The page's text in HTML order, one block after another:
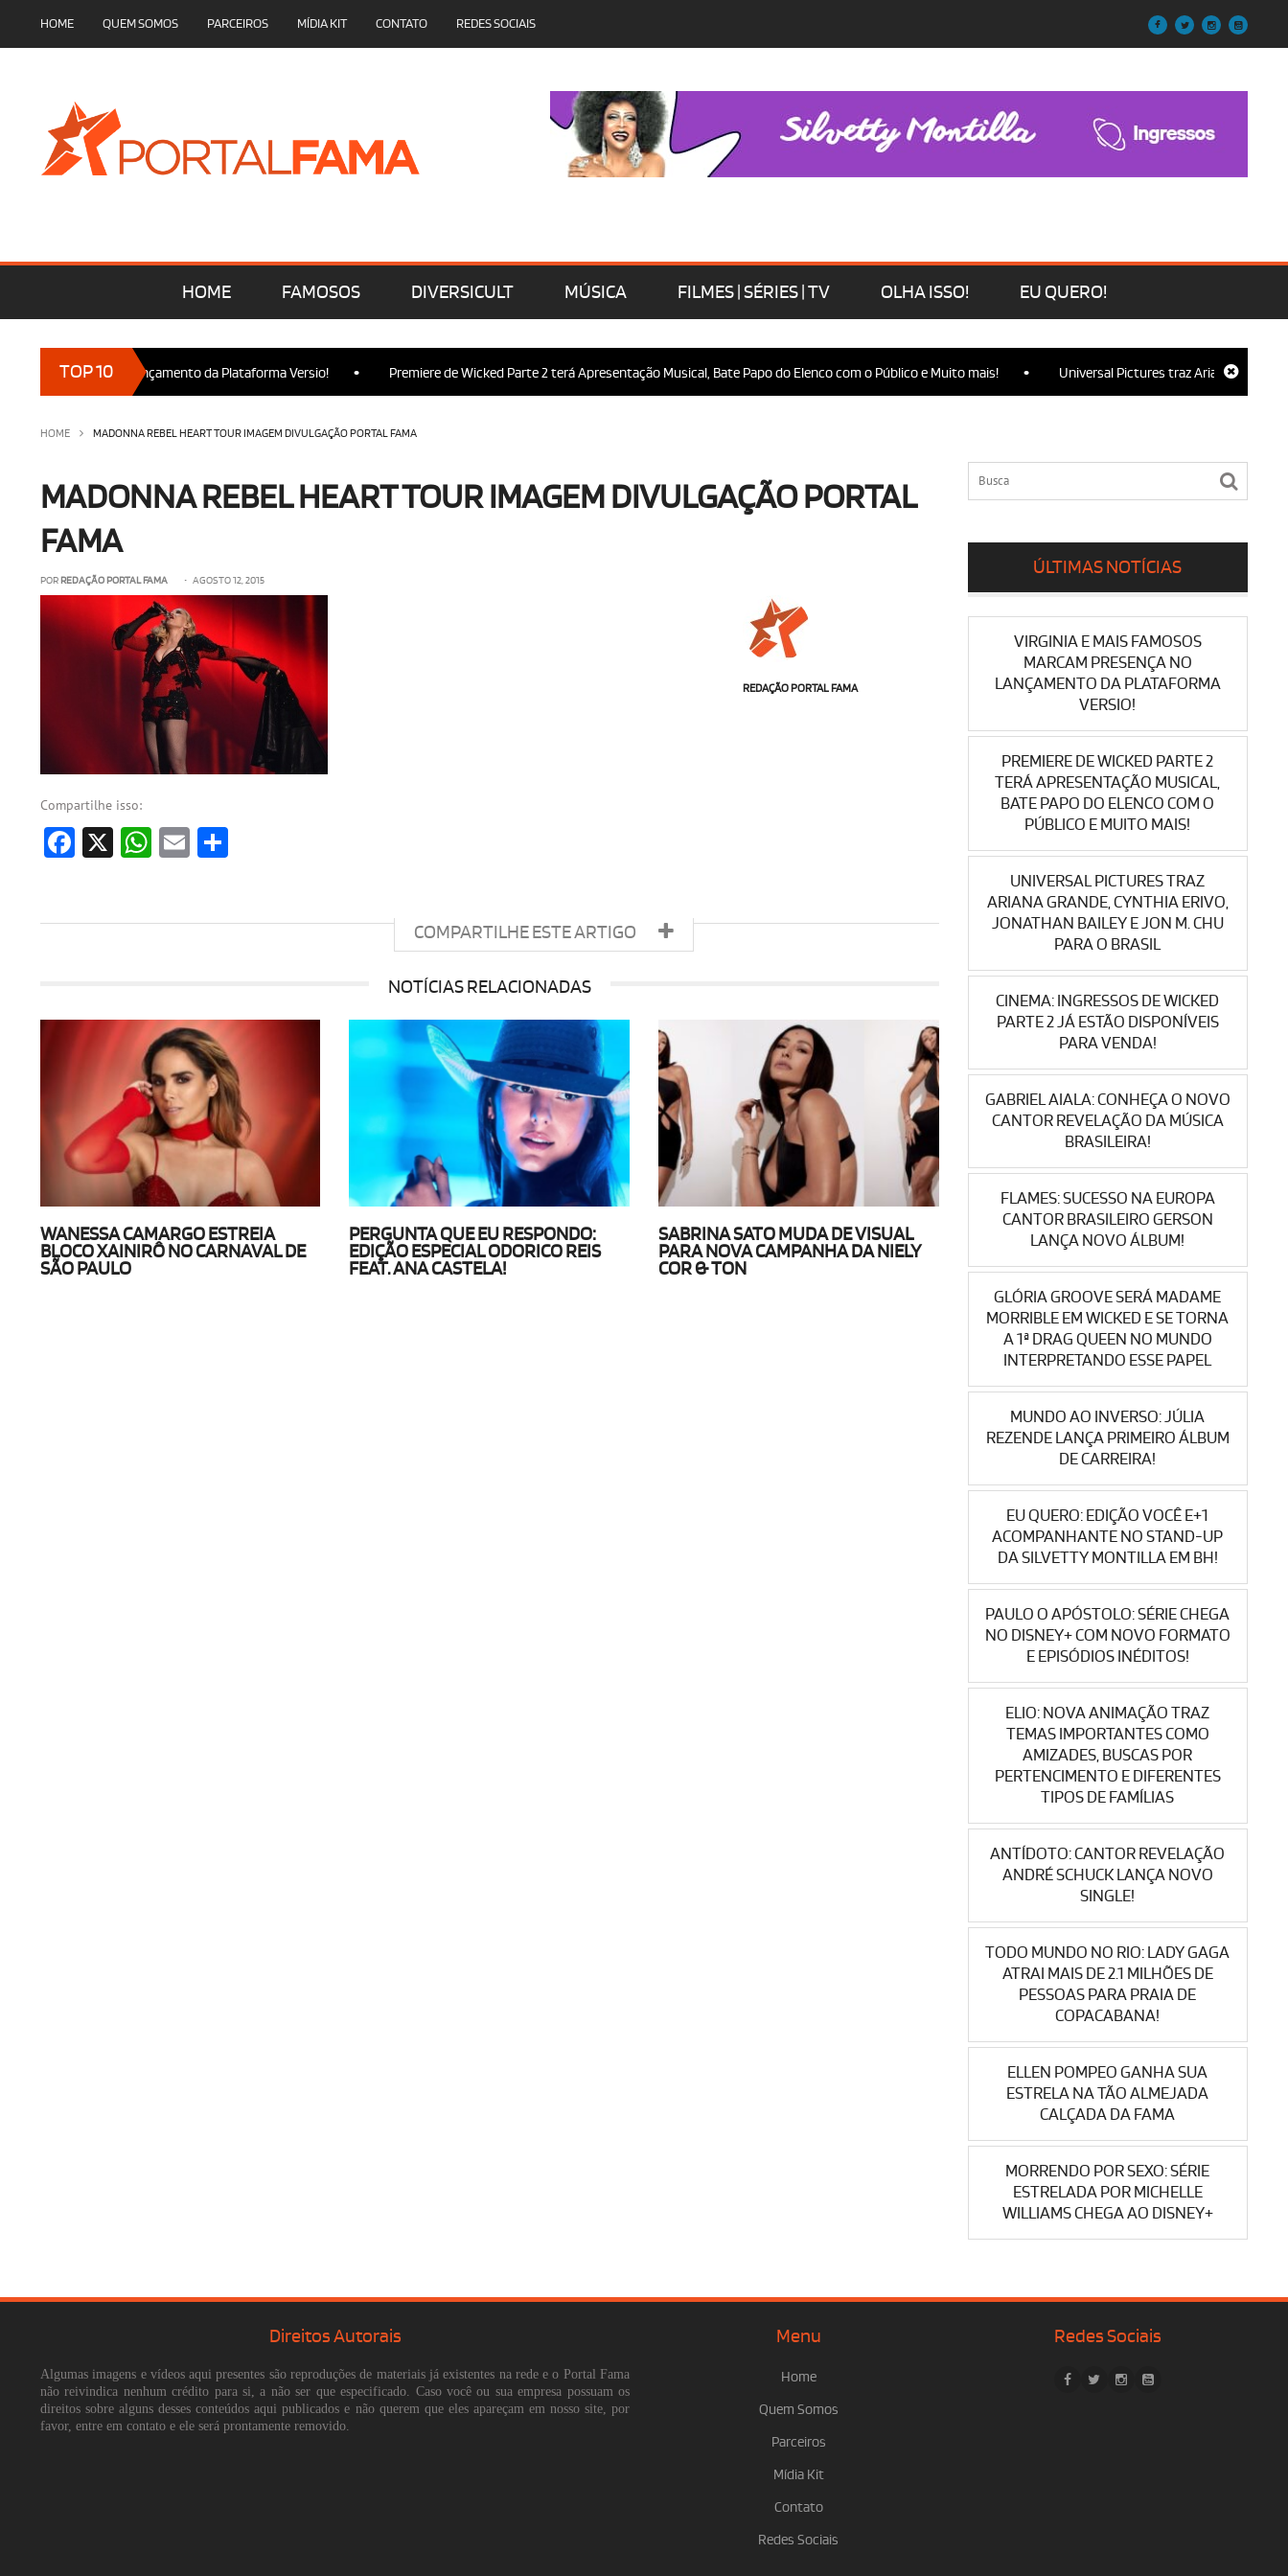
HOME QUEM SOMOS PARCEIROS MÍDIA KIT CONTATO REDES SOCIAIS
HOME FAMOSOS DIVERSICULT MÚSICA FILMES | SÉRIES | TV OLHA ISSO! EU QUERO!
TOP 10
presença no Lançamento da Plataforma Versio! • Premiere de Wicked Parte 2 terá Apresentação Musical, Bate Papo do Elenco com o Público e Muito mais! • Universal Pictures traz Ariana Grande,
HOME MADONNA REBEL HEART TOUR IMAGEM DIVULGAÇÃO PORTAL FAMA
MADONNA REBEL HEART TOUR IMAGEM DIVULGAÇÃO PORTAL
FAMA
POR REDAÇÃO PORTAL FAMA • AGOSTO 12, 2015
REDAÇÃO PORTAL FAMA
Compartilhe isso:
Facebook
X WhatsApp
Email
COMPARTILHE ESTE ARTIGO
NOTÍCIAS RELACIONADAS
WANESSA CAMARGO ESTREIA
BLOCO XAINIRÔ NO CARNAVAL DE
SÃO PAULO
PERGUNTA QUE EU RESPONDO:
EDIÇÃO ESPECIAL ODORICO REIS
FEAT. ANA CASTELA!
SABRINA SATO MUDA DE VISUAL
PARA NOVA CAMPANHA DA NIELY
COR & TON
ÚLTIMAS NOTÍCIAS
VIRGINIA E MAIS FAMOSOS
MARCAM PRESENÇA NO
LANÇAMENTO DA PLATAFORMA
VERSIO!
PREMIERE DE WICKED PARTE 2
TERÁ APRESENTAÇÃO MUSICAL,
BATE PAPO DO ELENCO COM O
PÚBLICO E MUITO MAIS!
UNIVERSAL PICTURES TRAZ
ARIANA GRANDE, CYNTHIA ERIVO,
JONATHAN BAILEY E JON M. CHU
PARA O BRASIL
CINEMA: INGRESSOS DE WICKED
PARTE 2 JÁ ESTÃO DISPONÍVEIS
PARA VENDA!
GABRIEL AIALA: CONHEÇA O NOVO
CANTOR REVELAÇÃO DA MÚSICA
BRASILEIRA!
FLAMES: SUCESSO NA EUROPA
CANTOR BRASILEIRO GERSON
LANÇA NOVO ÁLBUM!
GLÓRIA GROOVE SERÁ MADAME
MORRIBLE EM WICKED E SE TORNA
A 1ª DRAG QUEEN NO MUNDO
INTERPRETANDO ESSE PAPEL
MUNDO AO INVERSO: JÚLIA
REZENDE LANÇA PRIMEIRO ÁLBUM
DE CARREIRA!
EU QUERO: EDIÇÃO VOCÊ E+1
ACOMPANHANTE NO STAND-UP
DA SILVETTY MONTILLA EM BH!
PAULO O APÓSTOLO: SÉRIE CHEGA
NO DISNEY+ COM NOVO FORMATO
E EPISÓDIOS INÉDITOS!
ELIO: NOVA ANIMAÇÃO TRAZ
TEMAS IMPORTANTES COMO
AMIZADES, BUSCAS POR
PERTENCIMENTO E DIFERENTES
TIPOS DE FAMÍLIAS
ANTÍDOTO: CANTOR REVELAÇÃO
ANDRÉ SCHUCK LANÇA NOVO
SINGLE!
TODO MUNDO NO RIO: LADY GAGA
ATRAI MAIS DE 2.1 MILHÕES DE
PESSOAS PARA PRAIA DE
COPACABANA!
ELLEN POMPEO GANHA SUA
ESTRELA NA TÃO ALMEJADA
CALÇADA DA FAMA
MORRENDO POR SEXO: SÉRIE
ESTRELADA POR MICHELLE
WILLIAMS CHEGA AO DISNEY+
Direitos Autorais
Algumas imagens e vídeos aqui presentes são reproduções de materiais já existentes na rede e o Portal Fama
não reivindica nenhum crédito para si, a não ser que especificado. Caso você ou sua empresa possuam os
direitos sobre alguns desses conteúdos aqui publicados e não querem que eles apareçam em nosso site, por
favor, entre em contato e ele será prontamente removido.
Menu
Home
Quem Somos
Parceiros
Mídia Kit
Contato
Redes Sociais
Redes Sociais